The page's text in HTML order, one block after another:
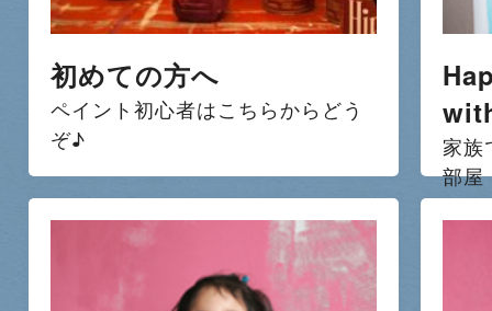
初めての方へ
ペイント初心者はこちらからどう
ぞ♪
家族
部屋